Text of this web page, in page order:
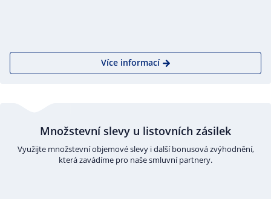
Více informací
Množstevní slevy u listovních zásilek
Využijte množstevní objemové slevy i další bonusová zvýhodnění,
která zavádíme pro naše smluvní partnery.